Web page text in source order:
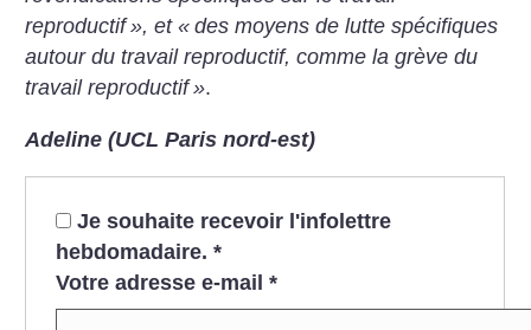
reproductif », et « des moyens de lutte spécifiques
autour du travail reproductif, comme la grève du
travail reproductif ».
Adeline (UCL Paris nord-est)
Je souhaite recevoir l'infolettre
hebdomadaire. *
Votre adresse e-mail *